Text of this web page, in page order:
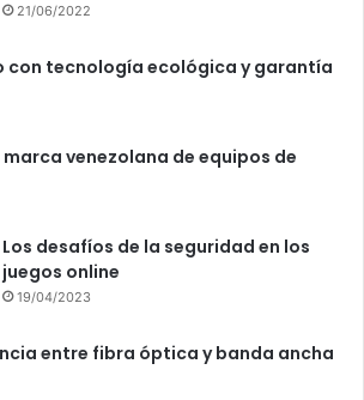
21/06/2022
con tecnología ecológica y garantía
marca venezolana de equipos de
Los desafíos de la seguridad en los
juegos online
19/04/2023
entre fibra óptica y banda ancha